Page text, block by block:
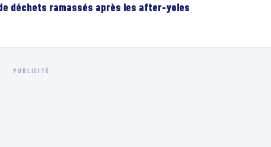
déchets ramassés après les after-yoles
PUBLICITÉ